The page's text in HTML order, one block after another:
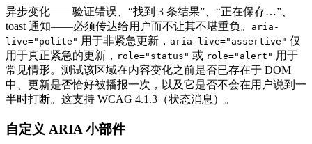
异步变化——验证错误、“找到 3 条结果”、“正在保存…”、
toast 通知——必须传达给用户而不让其不堪重负。
aria-
live="polite" 用于非紧急更新， aria-live="assertive" 仅
用于真正紧急的更新， role="status" 或 role="alert" 用于
常见情形。测试该区域在内容变化之前是否已存在于 DOM
中、更新是否恰好被播报一次，以及它是否不会在用户说到一
半时打断。这支持 WCAG 4.1.3（状态消息）。
自定义 ARIA 小部件